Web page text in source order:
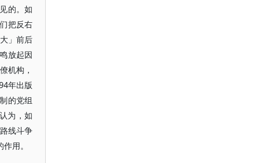
的。如
把反右
」前后
放起因
机构，
年出版
的党组
为，如
线斗争
用。